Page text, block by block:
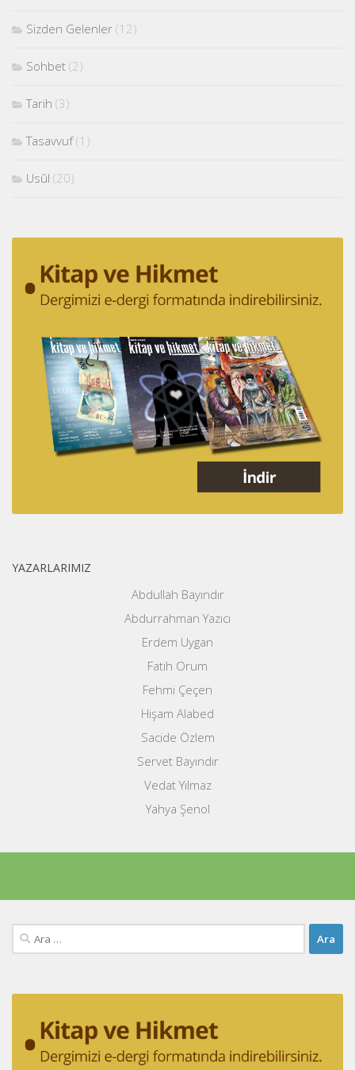
Sizden Gelenler (12)
Sohbet (2)
Tarih (3)
Tasavvuf(1)
Usûl (20)
YAZARLARIMIZ
Abdullah Bayındır
Abdurrahman Yazıcı
Erdem Uygan
Fatih Orum
Fehmi Çeçen
Hişam Alabed
Sacide Özlem
Servet Bayındır
Vedat Yılmaz
Yahya Şenol
Arama: